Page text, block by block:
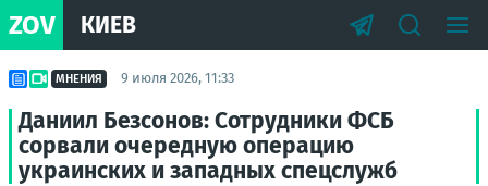
ZOV КИЕВ
МНЕНИЯ 9 июля 2026, 11:33
Даниил Безсонов: Сотрудники ФСБ
сорвали очередную операцию
украинских и западных спецслужб